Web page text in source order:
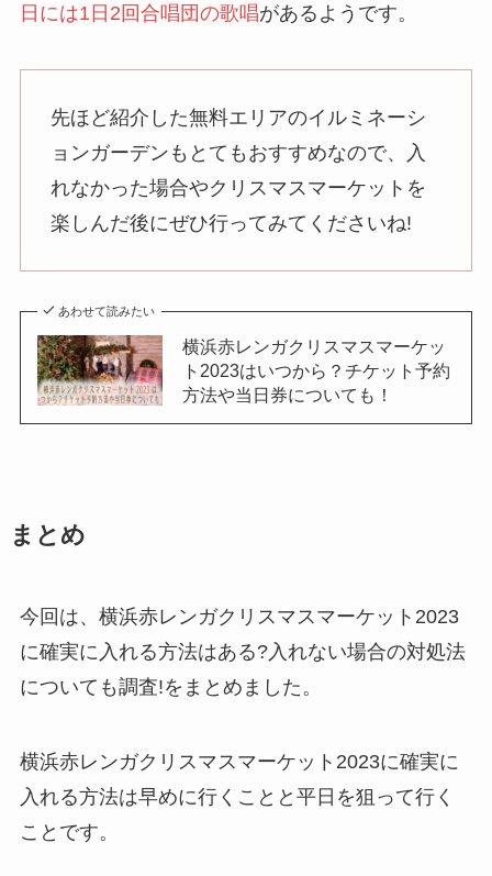
日には1日2回合唱団の歌唱があるようです。
先ほど紹介した無料エリアのイルミネーシ
ョンガーデンもとてもおすすめなので、入
れなかった場合やクリスマスマーケットを
楽しんだ後にぜひ行ってみてくださいね!
あわせて読みたい
横浜赤レンガクリスマスマーケッ
ト2023はいつから？チケット予約
方法や当日券についても！
まとめ
今回は、横浜赤レンガクリスマスマーケット2023
に確実に入れる方法はある?入れない場合の対処法
についても調査!をまとめました。
横浜赤レンガクリスマスマーケット2023に確実に
入れる方法は早めに行くことと平日を狙って行く
ことです。